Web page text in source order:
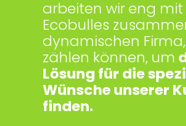
arbeiten wir eng mit
Ecobulles
dynamischen
zählen können, um
Lösung für die
Wünsche unserer
finden.